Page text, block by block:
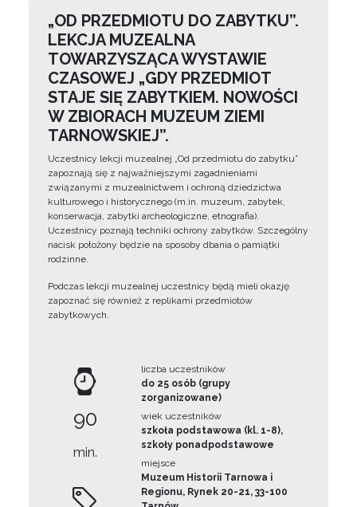
„OD PRZEDMIOTU DO ZABYTKU”.
LEKCJA MUZEALNA
TOWARZYSZĄCA WYSTAWIE
CZASOWEJ „GDY PRZEDMIOT
STAJE SIĘ ZABYTKIEM. NOWOŚCI
W ZBIORACH MUZEUM ZIEMI
TARNOWSKIEJ”.
Uczestnicy lekcji muzealnej „Od przedmiotu do zabytku”
zapoznają się z najważniejszymi zagadnieniami
związanymi z muzealnictwem i ochroną dziedzictwa
kulturowego i historycznego (m.in. muzeum, zabytek,
konserwacja, zabytki archeologiczne, etnografia).
Uczestnicy poznają techniki ochrony zabytków. Szczególny
nacisk położony będzie na sposoby dbania o pamiątki
rodzinne.
Podczas lekcji muzealnej uczestnicy będą mieli okazję
zapoznać się również z replikami przedmiotów
zabytkowych.
90
min.
liczba uczestników
do 25 osób (grupy
zorganizowane)
wiek uczestników
szkoła podstawowa (kl. 1-8),
szkoły ponadpodstawowe
miejsce
Muzeum Historii Tarnowa i
Regionu, Rynek 20-21, 33-100